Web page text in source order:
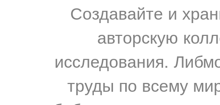
Создавайте и
авторскую
исследования.
труды по всему